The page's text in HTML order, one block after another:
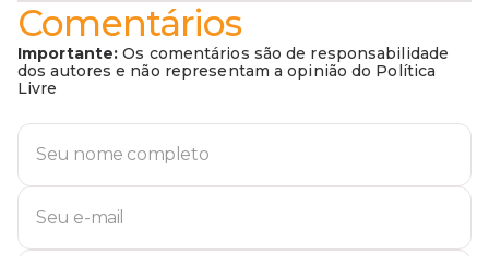
Comentários
Importante: Os comentários são de responsabilidade
dos autores e não representam a opinião do Política
Livre